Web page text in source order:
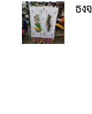
ธง